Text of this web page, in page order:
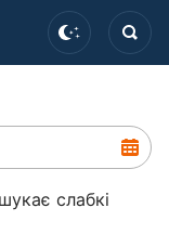
слабкі